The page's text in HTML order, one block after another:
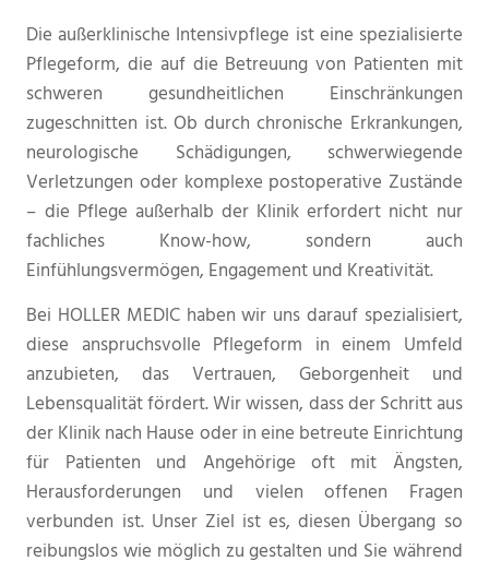
Die außerklinische Intensivpflege ist eine spezialisierte
Pflegeform, die auf die Betreuung von Patienten mit
schweren gesundheitlichen Einschränkungen
zugeschnitten ist. Ob durch chronische Erkrankungen,
neurologische Schädigungen, schwerwiegende
Verletzungen oder komplexe postoperative Zustände
– die Pflege außerhalb der Klinik erfordert nicht nur
fachliches Know-how, sondern auch
Einfühlungsvermögen, Engagement und Kreativität.
Bei HOLLER MEDIC haben wir uns darauf spezialisiert,
diese anspruchsvolle Pflegeform in einem Umfeld
anzubieten, das Vertrauen, Geborgenheit und
Lebensqualität fördert. Wir wissen, dass der Schritt aus
der Klinik nach Hause oder in eine betreute Einrichtung
für Patienten und Angehörige oft mit Ängsten,
Herausforderungen und vielen offenen Fragen
verbunden ist. Unser Ziel ist es, diesen Übergang so
reibungslos wie möglich zu gestalten und Sie während